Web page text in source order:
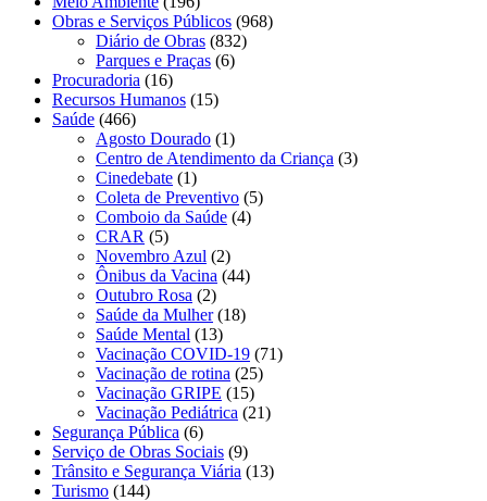
Obras e Serviços Públicos (968)
Diário de Obras (832)
Parques e Praças (6)
Procuradoria (16)
Recursos Humanos (15)
Saúde (466)
Agosto Dourado (1)
Centro de Atendimento da Criança (3)
Cinedebate (1)
Coleta de Preventivo (5)
Comboio da Saúde (4)
CRAR (5)
Novembro Azul (2)
Ônibus da Vacina (44)
Outubro Rosa (2)
Saúde da Mulher(18)
Saúde Mental (13)
Vacinação COVID-19 (71)
Vacinação de rotina (25)
Vacinação GRIPE (15)
Vacinação Pediátrica (21)
Segurança Pública (6)
Serviço de Obras Sociais (9)
Trânsito e Segurança Viária (13)
Turismo (144)